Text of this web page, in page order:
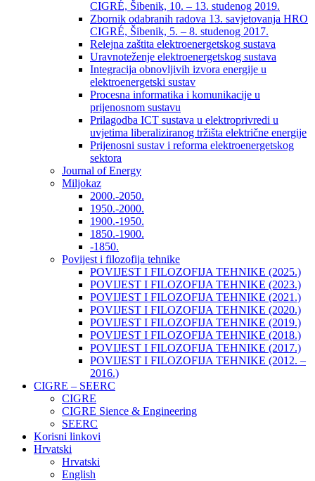
CIGRÉ, Šibenik, 10. – 13. studenog 2019.
Zbornik odabranih radova 13. savjetovanja HRO
CIGRÉ, Šibenik, 5. – 8. studenog 2017.
Relejna zaštita elektroenergetskog sustava
Uravnoteženje elektroenergetskog sustava
Integracija obnovljivih izvora energije u
elektroenergetski sustav
Procesna informatika i komunikacije u
prijenosnom sustavu
Prilagodba ICT sustava u elektroprivredi u
uvjetima liberaliziranog tržišta električne energije
Prijenosni sustav i reforma elektroenergetskog
sektora
Journal of Energy
Miljokaz
2000.-2050.
1950.-2000.
1900.-1950.
1850.-1900.
-1850.
Povijest i filozofija tehnike
POVIJEST I FILOZOFIJA TEHNIKE (2025.)
POVIJEST I FILOZOFIJA TEHNIKE (2023.)
POVIJEST I FILOZOFIJA TEHNIKE (2021.)
POVIJEST I FILOZOFIJA TEHNIKE (2020.)
POVIJEST I FILOZOFIJA TEHNIKE (2019.)
POVIJEST I FILOZOFIJA TEHNIKE (2018.)
POVIJEST I FILOZOFIJA TEHNIKE (2017.)
POVIJEST I FILOZOFIJA TEHNIKE (2012. –
2016.)
CIGRE – SEERC
CIGRE
CIGRE Sience & Engineering
SEERC
Korisni linkovi
Hrvatski
Hrvatski
English